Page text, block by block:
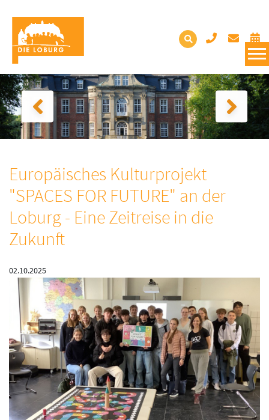
Europäisches Kulturprojekt
"SPACES FOR FUTURE" an der
Loburg - Eine Zeitreise in die
Zukunft
02.10.2025